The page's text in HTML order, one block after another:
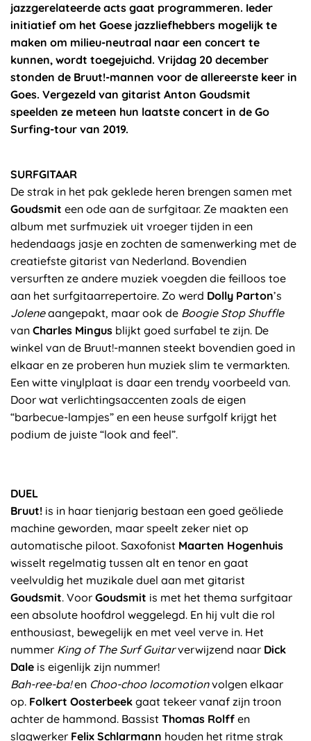
jazzgerelateerde acts gaat programmeren. Ieder
initiatief om het Goese jazzliefhebbers mogelijk te
maken om milieu-neutraal naar een concert te
kunnen, wordt toegejuichd. Vrijdag 20 december
stonden de Bruut!-mannen voor de allereerste keer in
Goes. Vergezeld van gitarist Anton Goudsmit
speelden ze meteen hun laatste concert in de Go
Surfing-tour van 2019.
SURFGITAAR
De strak in het pak geklede heren brengen samen met
Goudsmit een ode aan de surfgitaar. Ze maakten een
album met surfmuziek uit vroeger tijden in een
hedendaags jasje en zochten de samenwerking met de
creatiefste gitarist van Nederland. Bovendien
versurften ze andere muziek voegden die feilloos toe
aan het surfgitaarrepertoire. Zo werd Dolly Parton’s
Joleneaangepakt, maar ook de Boogie Stop Shuffle
van Charles Mingus blijkt goed surfabel te zijn. De
winkel van de Bruut!-mannen steekt bovendien goed in
elkaar en ze proberen hun muziek slim te vermarkten.
Een witte vinylplaat is daar een trendy voorbeeld van.
Door wat verlichtingsaccenten zoals de eigen
“barbecue-lampjes” en een heuse surfgolf krijgt het
podium de juiste “look and feel”.
DUEL
Bruut! is in haar tienjarig bestaan een goed geöliede
machine geworden, maar speelt zeker niet op
automatische piloot. Saxofonist Maarten Hogenhuis
wisselt regelmatig tussen alt en tenor en gaat
veelvuldig het muzikale duel aan met gitarist
Goudsmit. Voor Goudsmit is met het thema surfgitaar
een absolute hoofdrol weggelegd. En hij vult die rol
enthousiast, bewegelijk en met veel verve in. Het
nummer King of The Surf Guitarverwijzend naar Dick
Dale is eigenlijk zijn nummer!
Bah-ree-ba!en Choo-choo locomotionvolgen elkaar
op. Folkert Oosterbeek gaat tekeer vanaf zijn troon
achter de hammond. Bassist Thomas Rolff en
slagwerker Felix Schlarmann houden het ritme strak